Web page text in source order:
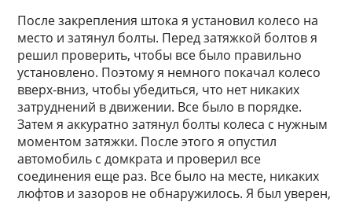
После закрепления штока я установил колесо на
место и затянул болты. Перед затяжкой болтов я
решил проверить, чтобы все было правильно
установлено. Поэтому я немного покачал колесо
вверх-вниз, чтобы убедиться, что нет никаких
затруднений в движении. Все было в порядке.
Затем я аккуратно затянул болты колеса с нужным
моментом затяжки. После этого я опустил
автомобиль с домкрата и проверил все
соединения еще раз. Все было на месте, никаких
люфтов и зазоров не обнаружилось. Я был уверен,